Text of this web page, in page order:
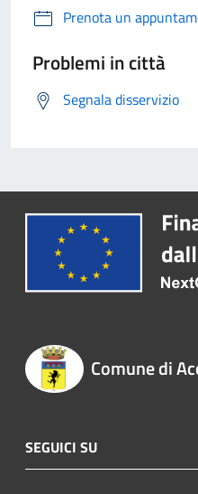
Prenota un
Problemi in città
Segnala disservizio
Comune di
SEGUICI SU